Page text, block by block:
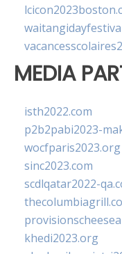
MEDIA
isth2022.com
p2b2pabi2023-
wocfparis2023.org
sinc2023.com
scdlqatar2022-
khedi2023.org